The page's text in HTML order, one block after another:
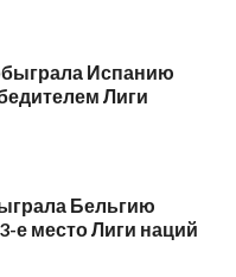
Испанию
Лиги
Бельгию
е место Лиги наций